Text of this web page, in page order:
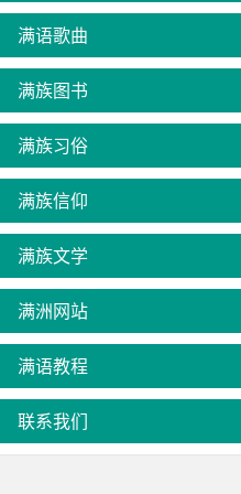
满语歌曲
满族图书
满族习俗
满族信仰
满族文学
满洲网站
满语教程
联系我们